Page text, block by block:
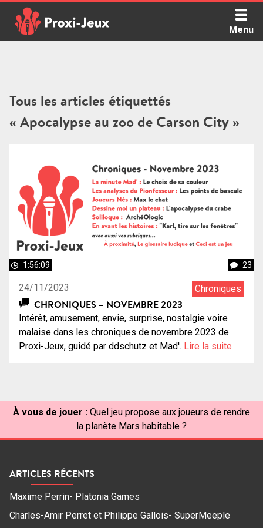
content
Menu
Tous les articles étiquettés
« Apocalypse au zoo de Carson City »
1:56:09 23
24/11/2023 Chroniques
CHRONIQUES – NOVEMBRE 2023
Intérêt, amusement, envie, surprise, nostalgie voire
malaise dans les chroniques de novembre 2023 de
Proxi-Jeux, guidé par ddschutz et Mad'. Lire la suite
À vous de jouer : Quel jeu propose aux joueurs de rendre
la planète Mars habitable ?
ARTICLES RÉCENTS
Maxime Perrin- Platonia Games
Charles-Amir Perret et Philippe Gallois- SuperMeeple